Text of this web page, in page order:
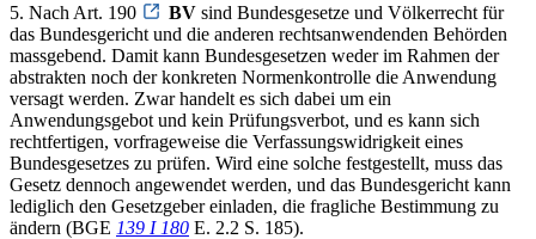
5. Nach Art. 190 BV sind Bundesgesetze und Völkerrecht für
das Bundesgericht und die anderen rechtsanwendenden Behörden
massgebend. Damit kann Bundesgesetzen weder im Rahmen der
abstrakten noch der konkreten Normenkontrolle die Anwendung
versagt werden. Zwar handelt es sich dabei um ein
Anwendungsgebot und kein Prüfungsverbot, und es kann sich
rechtfertigen, vorfrageweise die Verfassungswidrigkeit eines
Bundesgesetzes zu prüfen. Wird eine solche festgestellt, muss das
Gesetz dennoch angewendet werden, und das Bundesgericht kann
lediglich den Gesetzgeber einladen, die fragliche Bestimmung zu
ändern (BGE 139 I 180 E. 2.2 S. 185).